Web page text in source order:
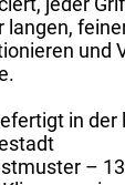
und
in der
–